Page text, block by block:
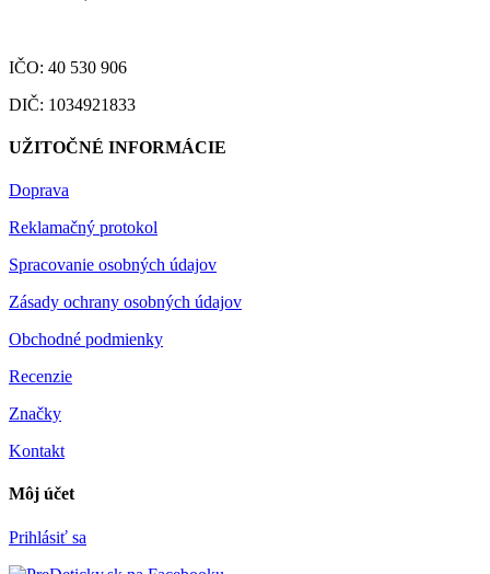
IČO: 40 530 906
DIČ: 1034921833
UŽITOČNÉ INFORMÁCIE
Doprava
Reklamačný protokol
Spracovanie osobných údajov
Zásady ochrany osobných údajov
Obchodné podmienky
Recenzie
Značky
Kontakt
Môj účet
Prihlásiť sa